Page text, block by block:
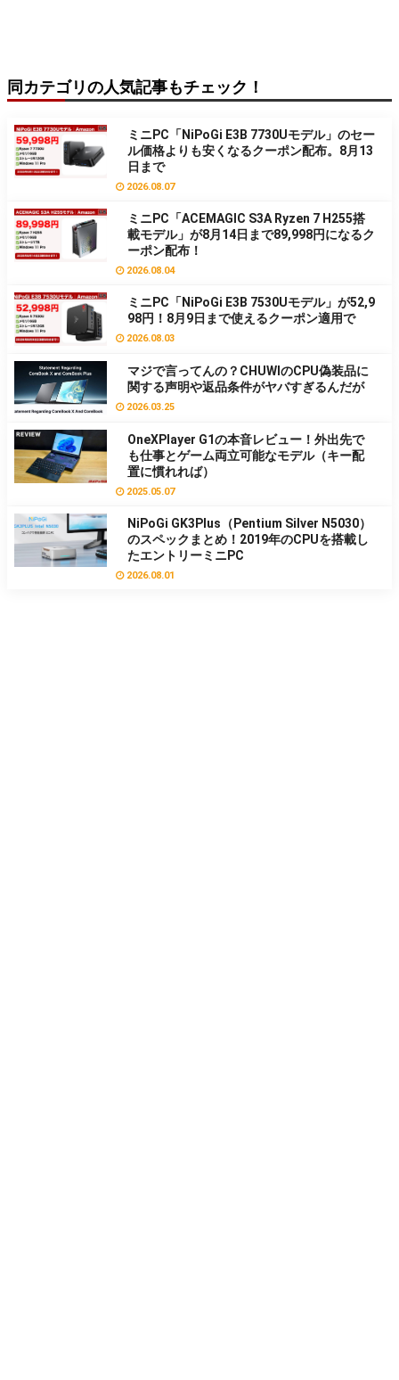
同カテゴリの人気記事もチェック！
ミニPC「NiPoGi E3B 7730Uモデル」のセー
ル価格よりも安くなるクーポン配布。8月13
日まで
2026.08.07
ミニPC「ACEMAGIC S3A Ryzen 7 H255搭
載モデル」が8月14日まで89,998円になるク
ーポン配布！
2026.08.04
ミニPC「NiPoGi E3B 7530Uモデル」が52,9
98円！8月9日まで使えるクーポン適用で
2026.08.03
マジで言ってんの？CHUWIのCPU偽装品に
関する声明や返品条件がヤバすぎるんだが
2026.03.25
OneXPlayer G1の本音レビュー！外出先で
も仕事とゲーム両立可能なモデル（キー配
置に慣れれば）
2025.05.07
NiPoGi GK3Plus（Pentium Silver N5030）
のスペックまとめ！2019年のCPUを搭載し
たエントリーミニPC
2026.08.01